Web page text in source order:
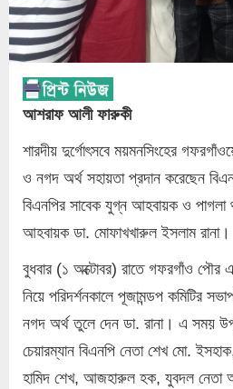
আশরাফ আলী ফারুকী
শারদীয় দুর্গোৎসবে ময়মনসিংহের
ও নগদ অর্থ সহায়তা প্রদান করেছেন
বিএনপির সাবেক যুগ্ন আহবায়ক ও পাগলা
আহবায়ক ডা. মোফাখখারুল ইসলাম রানা।
বুধবার (১ অক্টোবর) রাতে গফরগাঁও পৌর
নিয়ে পরিদর্শনকালে পূজামন্ডপ কমিটির
নগদ অর্থ তুলে দেন ডা. রানা। এ সময়
চেয়ারম্যান বিএনপি নেতা শেখ মো.
হামিদ শেখ, আজহারুল হক, যুবদল নেতা